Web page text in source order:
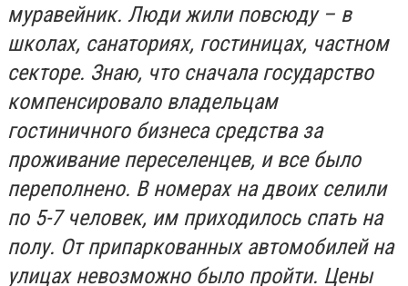
муравейник. Люди жили повсюду – в
школах, санаториях, гостиницах, частном
секторе. Знаю, что сначала государство
компенсировало владельцам
гостиничного бизнеса средства за
проживание переселенцев, и все было
переполнено. В номерах на двоих селили
по 5-7 человек, им приходилось спать на
полу. От припаркованных автомобилей на
улицах невозможно было пройти. Цены